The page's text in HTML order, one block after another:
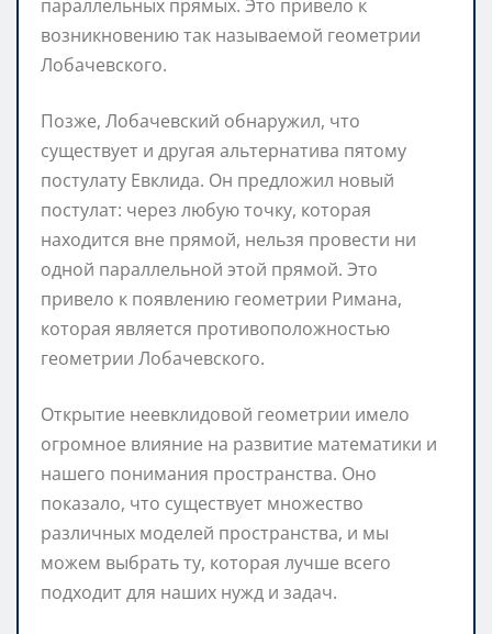
параллельных прямых. Это привело к
возникновению так называемой геометрии
Лобачевского.
Позже, Лобачевский обнаружил, что
существует и другая альтернатива пятому
постулату Евклида. Он предложил новый
постулат: через любую точку, которая
находится вне прямой, нельзя провести ни
одной параллельной этой прямой. Это
привело к появлению геометрии Римана,
которая является противоположностью
геометрии Лобачевского.
Открытие неевклидовой геометрии имело
огромное влияние на развитие математики и
нашего понимания пространства. Оно
показало, что существует множество
различных моделей пространства, и мы
можем выбрать ту, которая лучше всего
подходит для наших нужд и задач.